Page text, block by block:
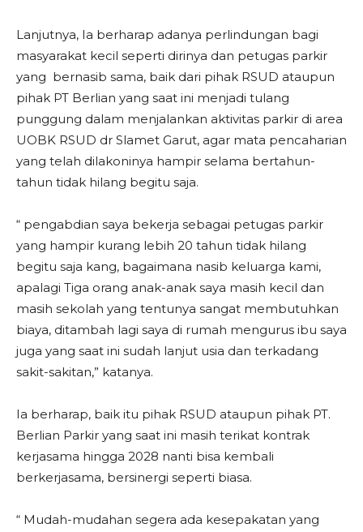
Lanjutnya, Ia berharap adanya perlindungan bagi
masyarakat kecil seperti dirinya dan petugas parkir
yang bernasib sama, baik dari pihak RSUD ataupun
pihak PT Berlian yang saat ini menjadi tulang
punggung dalam menjalankan aktivitas parkir di area
UOBK RSUD dr Slamet Garut, agar mata pencaharian
yang telah dilakoninya hampir selama bertahun-
tahun tidak hilang begitu saja.
“ pengabdian saya bekerja sebagai petugas parkir
yang hampir kurang lebih 20 tahun tidak hilang
begitu saja kang, bagaimana nasib keluarga kami,
apalagi Tiga orang anak-anak saya masih kecil dan
masih sekolah yang tentunya sangat membutuhkan
biaya, ditambah lagi saya di rumah mengurus ibu saya
juga yang saat ini sudah lanjut usia dan terkadang
sakit-sakitan,” katanya.
Ia berharap, baik itu pihak RSUD ataupun pihak PT.
Berlian Parkir yang saat ini masih terikat kontrak
kerjasama hingga 2028 nanti bisa kembali
berkerjasama, bersinergi seperti biasa.
“ Mudah-mudahan segera ada kesepakatan yang